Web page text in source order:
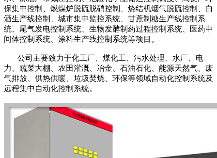
保集中控制、燃煤炉脱硫脱硝控制、烧结机烟气脱硫控制、白
酒生产线控制、城市集中监控系统、甘蔗制糖生产线控制系
统、尾气发电控制系统、生物发酵制药过程控制系统、医药中
间体控制系统、涂料生产线控制系统等项目。
公司主要致力于化工厂、煤化工、污水处理、水厂、电
力、蔬菜大棚、农田灌溉、冶金、石油石化、能源天然气、废
气排放、供热供暖、垃圾焚烧、环保等领域自动化控制系统及
远程集中自动化控制系统。